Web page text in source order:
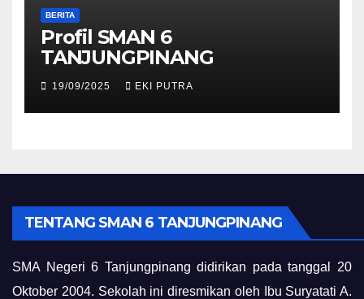
BERITA
Profil SMAN 6
TANJUNGPINANG
19/09/2025 EKI PUTRA
TENTANG SMAN 6 TANJUNGPINANG
SMA Negeri 6 Tanjungpinang didirikan pada tanggal 20
Oktober 2004. Sekolah ini diresmikan oleh Ibu Suryatati A.